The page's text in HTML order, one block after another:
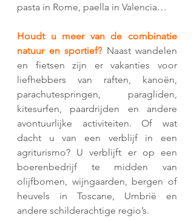
pasta in Rome, paella in Valencia…
Houdt u meer van de combinatie
natuur en sportief? Naast wandelen
en fietsen zijn er vakanties voor
liefhebbers van raften, kanoën,
parachutespringen, paragliden,
kitesurfen, paardrijden en andere
avontuurlijke activiteiten. Of wat
dacht u van een verblijf in een
agriturismo? U verblijft er op een
boerenbedrijf te midden van
olijfbomen, wijngaarden, bergen of
heuvels in Toscane, Umbrië en
andere schilderachtige regio’s.